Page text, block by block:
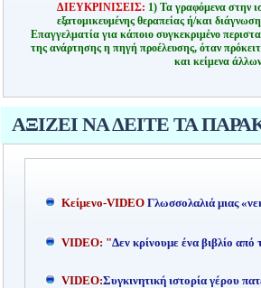
ΔΙΕΥΚΡΙΝΙΣΕΙΣ: 1) Τα γραφόμενα στην
εξατομικευμένης θεραπείας ή/και
Επαγγελματία για κάποιο συγκεκριμένο
της ανάρτησης η πηγή προέλευσης, όταν
και κείμενα
ΑΞΙΖΕΙ ΝΑ ΔΕΙΤΕ ΤΑ
Kείμενο-VIDEO Γλωσσολαλιά μιας
VIDEO: "Δεν κρίνουμε ένα βιβλίο
VIDEO:Συγκινητική ιστορία γέρου